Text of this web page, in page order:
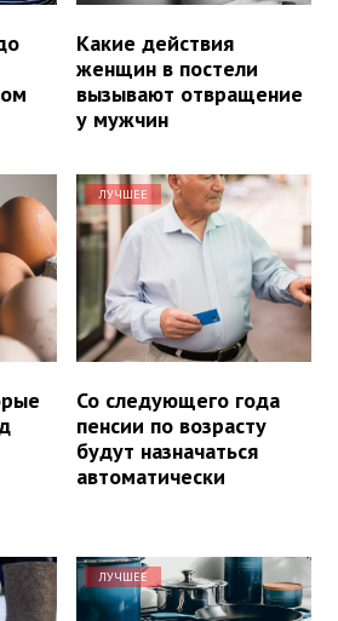
Какие действия
женщин в постели
вызывают отвращение
у мужчин
ЛУЧШЕЕ
Со следующего года
пенсии по возрасту
будут назначаться
автоматически
ЛУЧШЕЕ